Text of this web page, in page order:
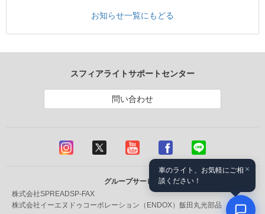
お知らせ一覧にもどる
スフィアライトサポートセンター
問い合わせ
グループサービス
株式会社SPREADSP-FAX
株式会社イーエヌドゥコーポレーション（ENDOX） 飯田丸光部品
×
車のライト、お気軽にご相
談ください！